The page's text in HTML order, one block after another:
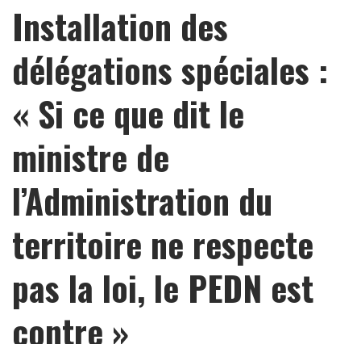
Installation des
délégations spéciales :
« Si ce que dit le
ministre de
l’Administration du
territoire ne respecte
pas la loi, le PEDN est
contre »